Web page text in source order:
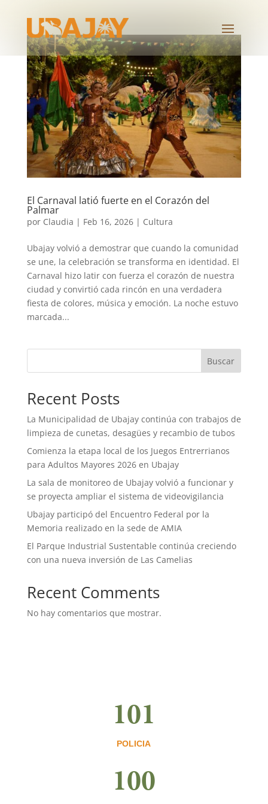
El Carnaval latió fuerte en el Corazón del
Palmar
por Claudia | Feb 16, 2026| Cultura
Ubajay volvió a demostrar que cuando la comunidad
se une, la celebración se transforma en identidad. El
Carnaval hizo latir con fuerza el corazón de nuestra
ciudad y convirtió cada rincón en una verdadera
fiesta de colores, música y emoción. La noche estuvo
marcada...
Buscar
Recent Posts
La Municipalidad de Ubajay continúa con trabajos de
limpieza de cunetas, desagües y recambio de tubos
Comienza la etapa local de los Juegos Entrerrianos
para Adultos Mayores 2026 en Ubajay
La sala de monitoreo de Ubajay volvió a funcionar y
se proyecta ampliar el sistema de videovigilancia
Ubajay participó del Encuentro Federal por la
Memoria realizado en la sede de AMIA
El Parque Industrial Sustentable continúa creciendo
con una nueva inversión de Las Camelias
Recent Comments
No hay comentarios que mostrar.
101
POLICIA
100